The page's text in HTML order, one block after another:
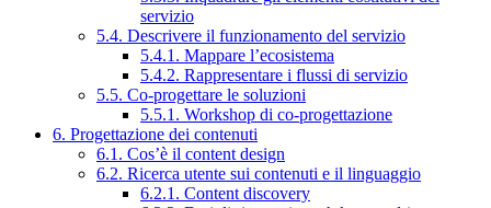
servizio
5.4. Descrivere il funzionamento del servizio
5.4.1. Mappare l’ecosistema
5.4.2. Rappresentare i flussi di servizio
5.5. Co-progettare le soluzioni
5.5.1. Workshop di co-progettazione
6. Progettazione dei contenuti
6.1. Cos’è il content design
6.2. Ricerca utente sui contenuti e il linguaggio
6.2.1. Content discovery